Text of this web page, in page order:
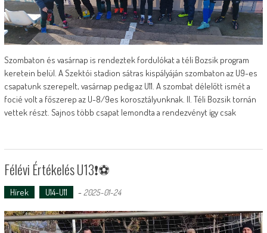
Szombaton és vasárnap is rendeztek fordulókat a téli Bozsik program
keretein belül. A Szektói stadion sátras kispályáján szombaton az U9-es
csapatunk szerepelt, vasárnap pedig az U11. A szombat délelőtt ismét a
focié volt a főszerep az U-8/9es korosztályunknak. II. Téli Bozsik tornán
vettek részt. Sajnos több csapat lemondta a rendezvényt így csak
Félévi Értékelés U13❗️⚽️
Hírek U14-U11 - 2025-01-24